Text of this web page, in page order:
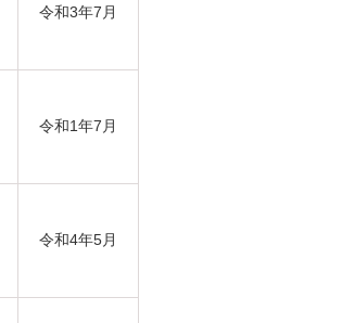
令和3年7月
令和1年7月
令和4年5月